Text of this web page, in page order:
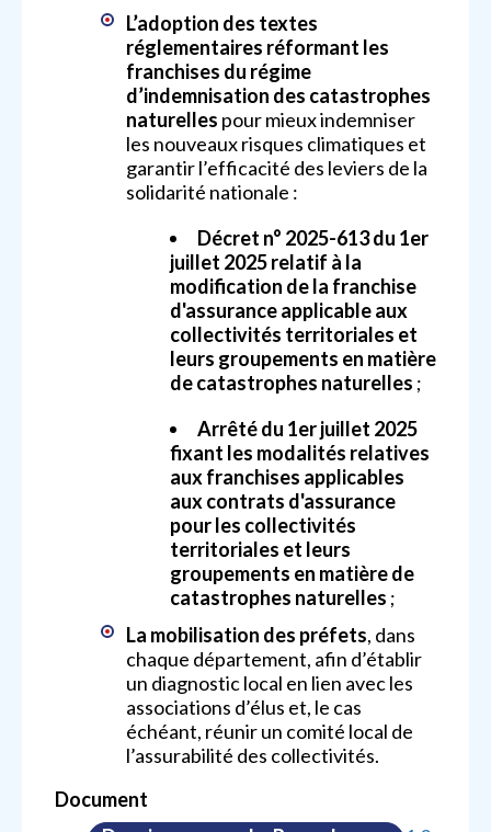
L’adoption des textes
réglementaires réformant les
franchises du régime
d’indemnisation des catastrophes
naturelles pour mieux indemniser
les nouveaux risques climatiques et
garantir l’efficacité des leviers de la
solidarité nationale :
Décret n° 2025-613 du 1er
juillet 2025 relatif à la
modification de la franchise
d'assurance applicable aux
collectivités territoriales et
leurs groupements en matière
de catastrophes naturelles ;
Arrêté du 1er juillet 2025
fixant les modalités relatives
aux franchises applicables
aux contrats d'assurance
pour les collectivités
territoriales et leurs
groupements en matière de
catastrophes naturelles ;
La mobilisation des préfets, dans
chaque département, afin d’établir
un diagnostic local en lien avec les
associations d’élus et, le cas
échéant, réunir un comité local de
l’assurabilité des collectivités.
Document